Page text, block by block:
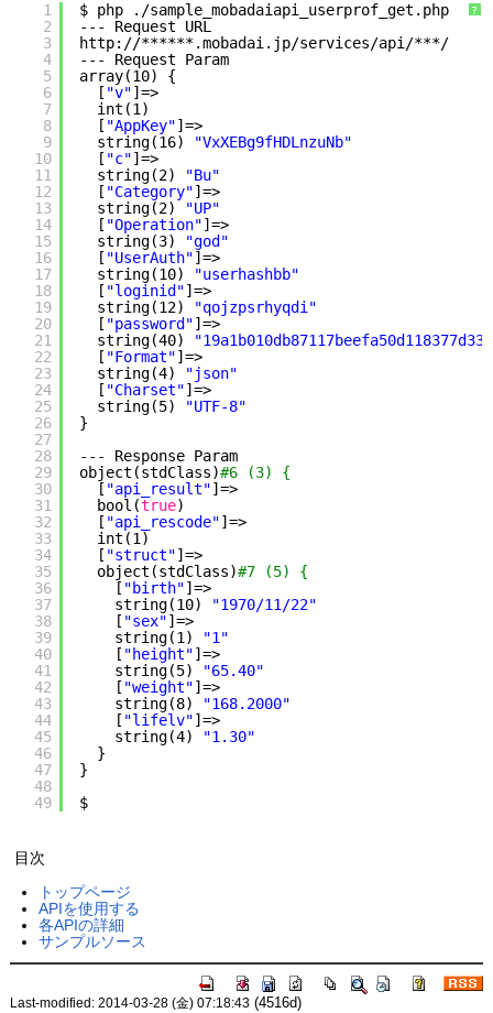
?
1
2
3
4
5
6
7
8
9
10
11
12
13
14
15
16
17
18
19
20
21
22
23
24
25
26
27
28
29
30
31
32
33
34
35
36
37
38
39
40
41
42
43
44
45
46
47
48
49
$ php . /sample_mobadaiapi_userprof_get .php
--- Request URL
http: //******.mobadai.jp/services/api/***/
--- Request Param
array(10) {
[ "v"]=>
int(1)
[ "AppKey"]=>
string(16)
"VxXEBg9fHDLnzuNb"
[ "c"]=>
string(2)
"Bu"
[ "Category"]=>
string(2)
"UP"
[ "Operation"]=>
string(3)
"god"
[ "UserAuth"]=>
string(10)
"userhashbb"
[ "loginid"]=>
string(12)
"qojzpsrhyqdi"
[ "password"]=>
string(40)
[ "Format"]=>
string(4)
"json"
[ "Charset"]=>
string(5)
"UTF-8"
}
--- Response Param
object(stdClass)#6 (3) {
[ "api_result"]=>
bool(true)
[ "api_rescode"]=>
int(1)
[ "struct"]=>
object(stdClass)#7 (5) {
[ "birth"]=>
string(10)
"1970/11/22"
[ "sex"]=>
string(1)
"1"
[ "height"]=>
string(5)
"65.40"
[ "weight"]=>
string(8)
"168.2000"
[ "lifelv"]=>
string(4)
"1.30"
}
}
$
目次
トップページ
APIを使用する
各APIの詳細
サンプルソース
Last-modified: 2014-03-28 (金) 07:18:43(4516d)